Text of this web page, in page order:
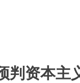
判资本主